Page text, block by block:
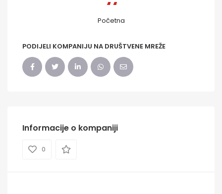
Početna
PODIJELI KOMPANIJU NA DRUŠTVENE MREŽE
Informacije o kompaniji
0